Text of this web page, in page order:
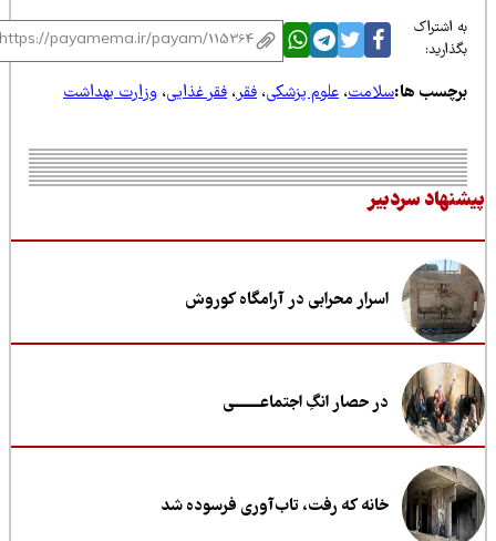
اشتراک
ها:سلامت،علوم پزشکی،فقر، فقر غذایی،وزارت بهداشت
سردبیر
اسرار محرابی در آرامگاه کوروش
در حصار انگِ اجتماعــــــــی
خانه که رفت، تاب‌آوری فرسوده شد